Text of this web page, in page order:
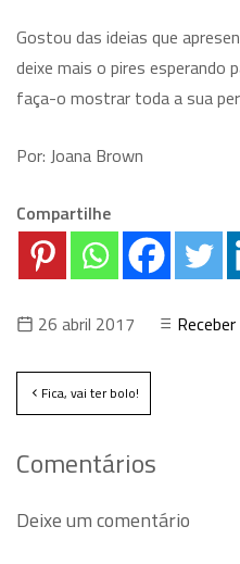
Gostou das ideias que
deixe mais o pires esperando
faça-o mostrar toda a sua
Por: Joana Brown
Compartilhe
26 abril 2017 Receber
Fica, vai ter bolo!
Comentários
Deixe um comentário